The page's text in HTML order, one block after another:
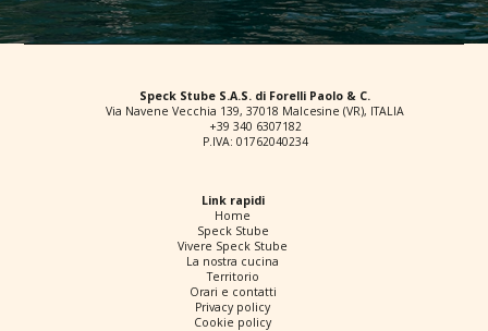
Speck Stube S.A.S. di Forelli Paolo & C.
Via Navene Vecchia 139, 37018 Malcesine (VR), ITALIA
+39 340 6307182
P.IVA: 01762040234
Link rapidi
Home
Speck Stube
Vivere Speck Stube
La nostra cucina
Territorio
Orari e contatti
Privacy policy
Cookie policy